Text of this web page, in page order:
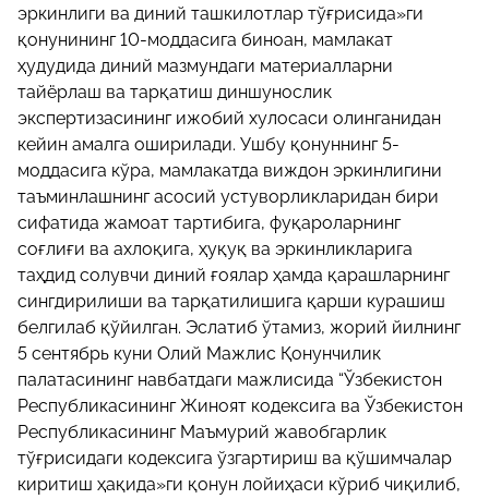
эркинлиги ва диний ташкилотлар тўғрисида»ги
қонунининг 10-моддасига биноан, мамлакат
ҳудудида диний мазмундаги материалларни
тайёрлаш ва тарқатиш диншунослик
экспертизасининг ижобий хулосаси олинганидан
кейин амалга оширилади. Ушбу қонуннинг 5-
моддасига кўра, мамлакатда виждон эркинлигини
таъминлашнинг асосий устуворликларидан бири
сифатида жамоат тартибига, фуқароларнинг
соғлиғи ва ахлоқига, ҳуқуқ ва эркинликларига
таҳдид солувчи диний ғоялар ҳамда қарашларнинг
сингдирилиши ва тарқатилишига қарши курашиш
белгилаб қўйилган. Эслатиб ўтамиз, жорий йилнинг
5 сентябрь куни Олий Мажлис Қонунчилик
палатасининг навбатдаги мажлисида “Ўзбекистон
Республикасининг Жиноят кодексига ва Ўзбекистон
Республикасининг Маъмурий жавобгарлик
тўғрисидаги кодексига ўзгартириш ва қўшимчалар
киритиш ҳақида»ги қонун лойиҳаси кўриб чиқилиб,